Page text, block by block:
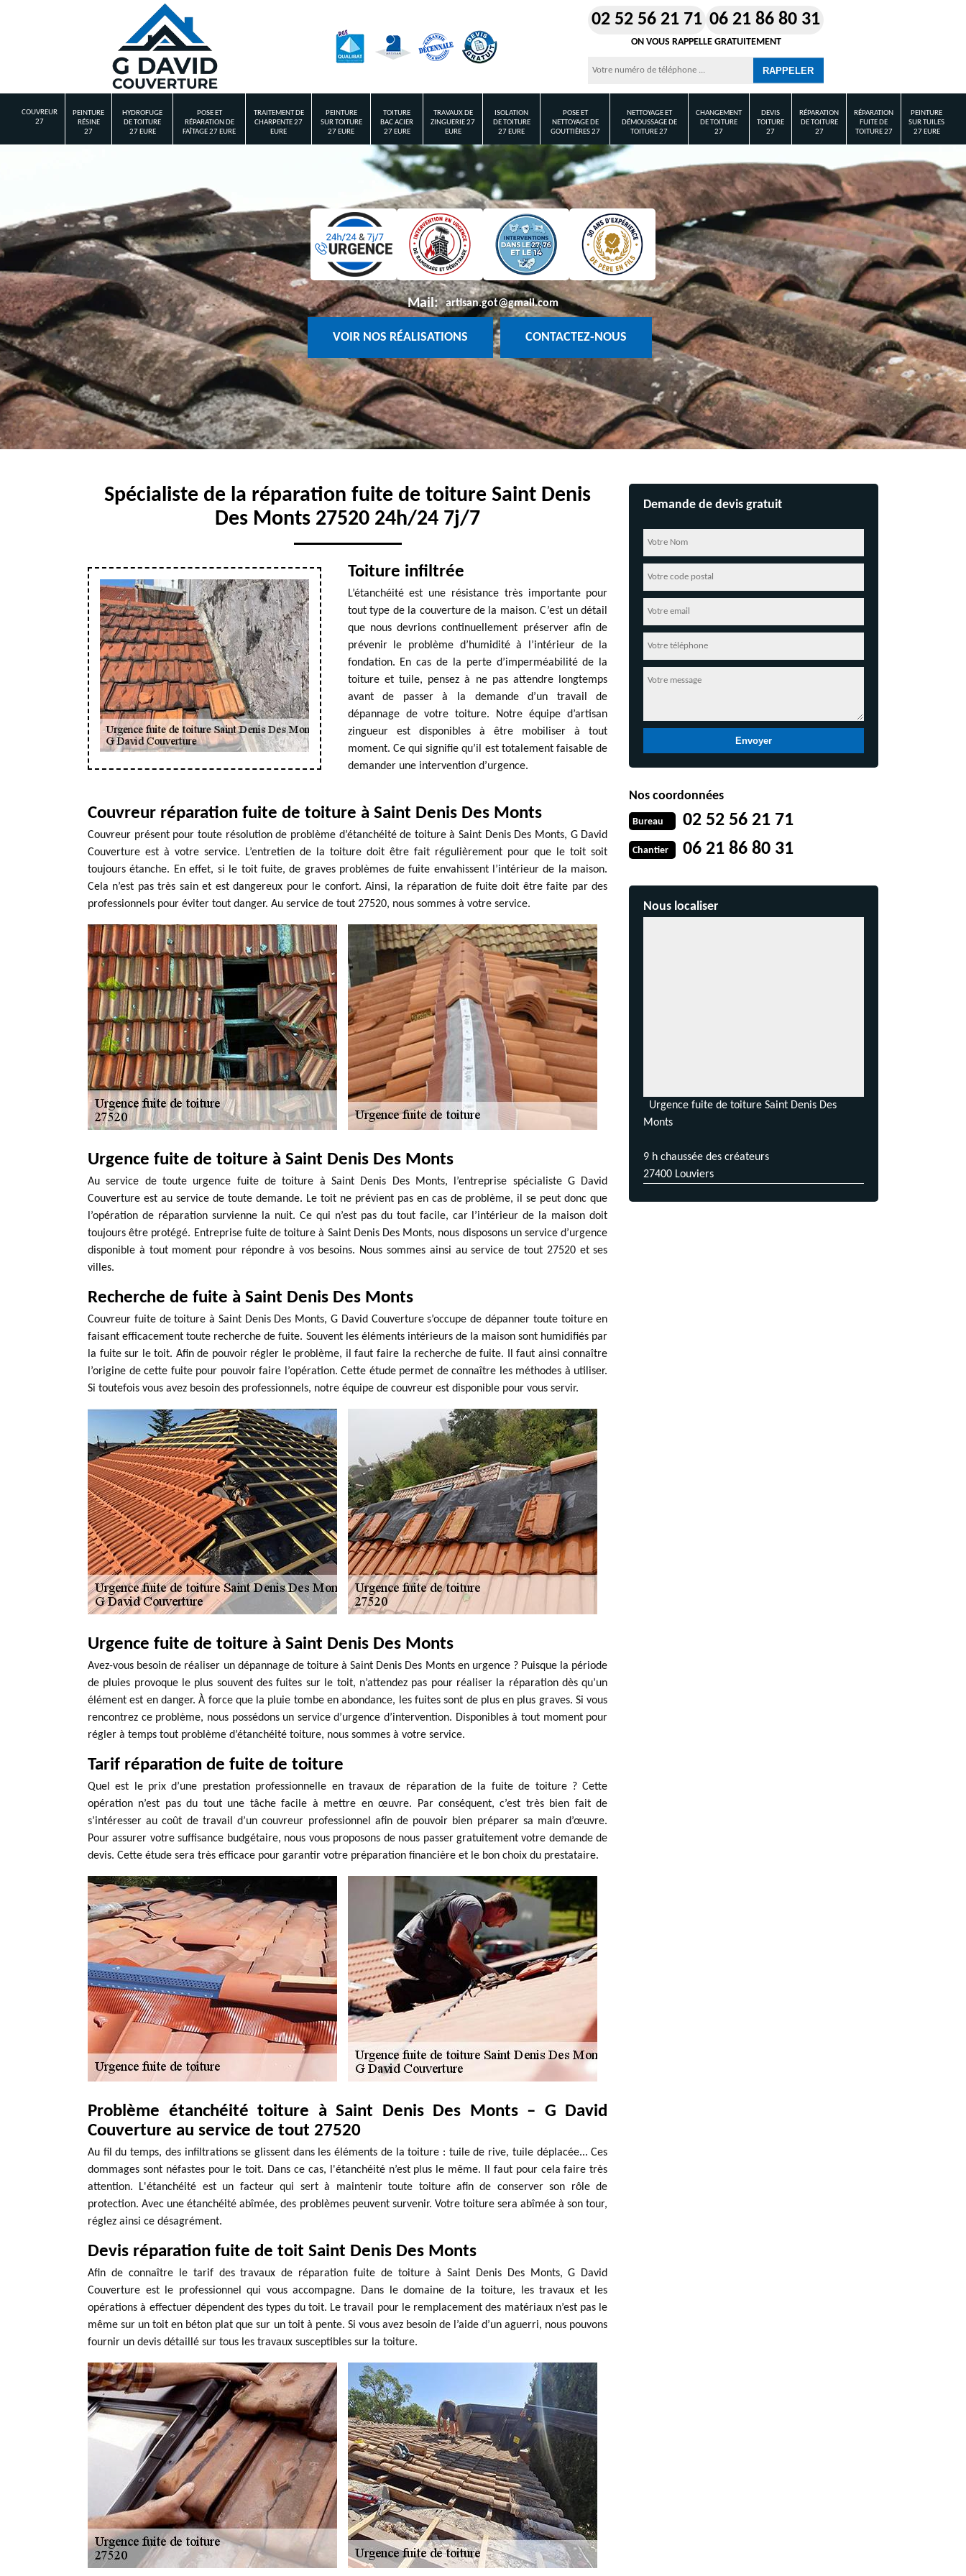
02 52 56 21 71 06 21 86 80 31
ON VOUS RAPPELLE GRATUITEMENT
COUVREUR
27
PEINTURE
RÉSINE
27
HYDROFUGE
DE TOITURE
27 EURE
POSE ET
RÉPARATION DE
FAÎTAGE 27 EURE
TRAITEMENT DE
CHARPENTE 27
EURE
PEINTURE
SUR TOITURE
27 EURE
TOITURE
BAC ACIER
27 EURE
TRAVAUX DE
ZINGUERIE 27
EURE
ISOLATION
DE TOITURE
27 EURE
POSE ET
NETTOYAGE DE
GOUTTIÈRES 27
NETTOYAGE ET
DÉMOUSSAGE DE
TOITURE 27
CHANGEMENT
DE TOITURE
27
DEVIS
TOITURE
27
RÉPARATION
DE TOITURE
27
RÉPARATION
FUITE DE
TOITURE 27
PEINTURE
SUR TUILES
27 EURE
Mail: artisan.got@gmail.com
VOIR NOS RÉALISATIONS CONTACTEZ-NOUS
Spécialiste de la réparation fuite de toiture Saint Denis
Des Monts 27520 24h/24 7j/7
Toiture infiltrée
L’étanchéité est une résistance très importante pour
tout type de la couverture de la maison. C’est un détail
que nous devrions continuellement préserver afin de
prévenir le problème d’humidité à l’intérieur de la
fondation. En cas de la perte d’imperméabilité de la
toiture et tuile, pensez à ne pas attendre longtemps
avant de passer à la demande d’un travail de
dépannage de votre toiture. Notre équipe d’artisan
zingueur est disponibles à être mobiliser à tout
moment. Ce qui signifie qu’il est totalement faisable de
demander une intervention d’urgence.
Couvreur réparation fuite de toiture à Saint Denis Des Monts
Couvreur présent pour toute résolution de problème d’étanchéité de toiture à Saint Denis Des Monts, G David
Couverture est à votre service. L’entretien de la toiture doit être fait régulièrement pour que le toit soit
toujours étanche. En effet, si le toit fuite, de graves problèmes de fuite envahissent l’intérieur de la maison.
Cela n’est pas très sain et est dangereux pour le confort. Ainsi, la réparation de fuite doit être faite par des
professionnels pour éviter tout danger. Au service de tout 27520, nous sommes à votre service.
Urgence fuite de toiture à Saint Denis Des Monts
Au service de toute urgence fuite de toiture à Saint Denis Des Monts, l’entreprise spécialiste G David
Couverture est au service de toute demande. Le toit ne prévient pas en cas de problème, il se peut donc que
l’opération de réparation survienne la nuit. Ce qui n’est pas du tout facile, car l’intérieur de la maison doit
toujours être protégé. Entreprise fuite de toiture à Saint Denis Des Monts, nous disposons un service d’urgence
disponible à tout moment pour répondre à vos besoins. Nous sommes ainsi au service de tout 27520 et ses
villes.
Recherche de fuite à Saint Denis Des Monts
Couvreur fuite de toiture à Saint Denis Des Monts, G David Couverture s’occupe de dépanner toute toiture en
faisant efficacement toute recherche de fuite. Souvent les éléments intérieurs de la maison sont humidifiés par
la fuite sur le toit. Afin de pouvoir régler le problème, il faut faire la recherche de fuite. Il faut ainsi connaître
l’origine de cette fuite pour pouvoir faire l’opération. Cette étude permet de connaître les méthodes à utiliser.
Si toutefois vous avez besoin des professionnels, notre équipe de couvreur est disponible pour vous servir.
Urgence fuite de toiture à Saint Denis Des Monts
Avez-vous besoin de réaliser un dépannage de toiture à Saint Denis Des Monts en urgence ? Puisque la période
de pluies provoque le plus souvent des fuites sur le toit, n’attendez pas pour réaliser la réparation dès qu’un
élément est en danger. À force que la pluie tombe en abondance, les fuites sont de plus en plus graves. Si vous
rencontrez ce problème, nous possédons un service d’urgence d’intervention. Disponibles à tout moment pour
régler à temps tout problème d’étanchéité toiture, nous sommes à votre service.
Tarif réparation de fuite de toiture
Quel est le prix d’une prestation professionnelle en travaux de réparation de la fuite de toiture ? Cette
opération n’est pas du tout une tâche facile à mettre en œuvre. Par conséquent, c’est très bien fait de
s’intéresser au coût de travail d’un couvreur professionnel afin de pouvoir bien préparer sa main d’œuvre.
Pour assurer votre suffisance budgétaire, nous vous proposons de nous passer gratuitement votre demande de
devis. Cette étude sera très efficace pour garantir votre préparation financière et le bon choix du prestataire.
Problème étanchéité toiture à Saint Denis Des Monts – G David
Couverture au service de tout 27520
Au fil du temps, des infiltrations se glissent dans les éléments de la toiture : tuile de rive, tuile déplacée... Ces
dommages sont néfastes pour le toit. Dans ce cas, l'étanchéité n’est plus le même. Il faut pour cela faire très
attention. L'étanchéité est un facteur qui sert à maintenir toute toiture afin de conserver son rôle de
protection. Avec une étanchéité abîmée, des problèmes peuvent survenir. Votre toiture sera abîmée à son tour,
réglez ainsi ce désagrément.
Devis réparation fuite de toit Saint Denis Des Monts
Afin de connaître le tarif des travaux de réparation fuite de toiture à Saint Denis Des Monts, G David
Couverture est le professionnel qui vous accompagne. Dans le domaine de la toiture, les travaux et les
opérations à effectuer dépendent des types du toit. Le travail pour le remplacement des matériaux n’est pas le
même sur un toit en béton plat que sur un toit à pente. Si vous avez besoin de l’aide d’un aguerri, nous pouvons
fournir un devis détaillé sur tous les travaux susceptibles sur la toiture.
Demande de devis gratuit
Nos coordonnées
Bureau 02 52 56 21 71
Chantier 06 21 86 80 31
Nous localiser
Urgence fuite de toiture Saint Denis Des
Monts
9 h chaussée des créateurs
27400 Louviers